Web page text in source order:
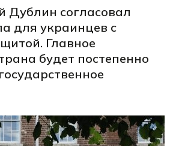
согласовал
для украинцев с
Главное
будет постепенно